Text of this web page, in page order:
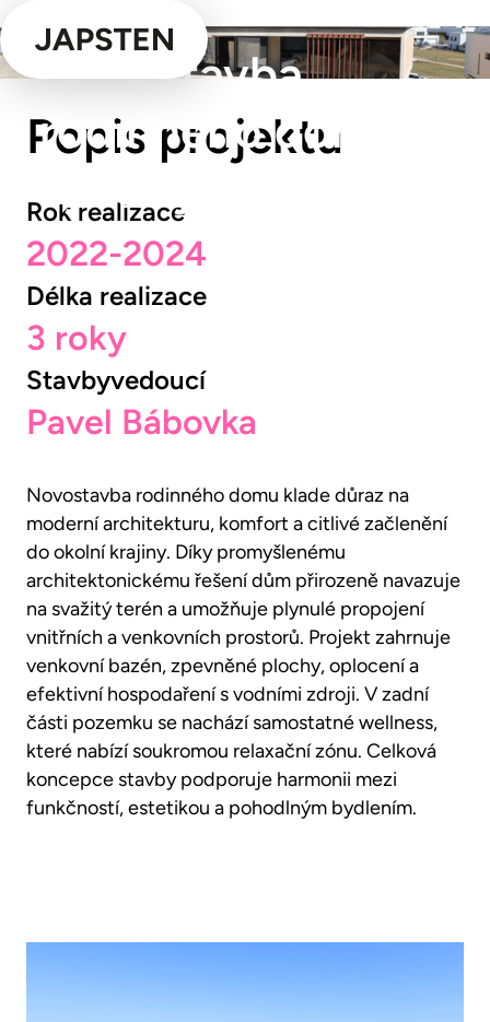
Novostavba
rodinného domu
Lysolaje
Popis projektu
Rok realizace
2022-2024
Délka realizace
3 roky
Stavbyvedoucí
Pavel Bábovka
Novostavba rodinného domu klade důraz na
moderní architekturu, komfort a citlivé začlenění
do okolní krajiny. Díky promyšlenému
architektonickému řešení dům přirozeně navazuje
na svažitý terén a umožňuje plynulé propojení
vnitřních a venkovních prostorů. Projekt zahrnuje
venkovní bazén, zpevněné plochy, oplocení a
efektivní hospodaření s vodními zdroji. V zadní
části pozemku se nachází samostatné wellness,
které nabízí soukromou relaxační zónu. Celková
koncepce stavby podporuje harmonii mezi
funkčností, estetikou a pohodlným bydlením.